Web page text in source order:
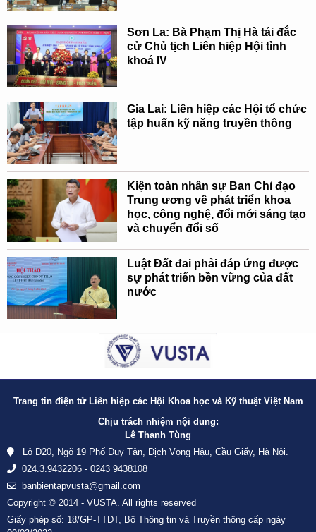
Sơn La: Bà Phạm Thị Hà tái đắc
cử Chủ tịch Liên hiệp Hội tỉnh
khoá IV
Gia Lai: Liên hiệp các Hội tổ chức
tập huấn kỹ năng truyền thông
Kiện toàn nhân sự Ban Chỉ đạo
Trung ương về phát triển khoa
học, công nghệ, đổi mới sáng tạo
và chuyển đổi số
Luật Đất đai phải đáp ứng được
sự phát triển bền vững của đất
nước
Trang tin điện tử Liên hiệp các Hội Khoa học và Kỹ thuật Việt Nam
Chịu trách nhiệm nội dung:
Lê Thanh Tùng
Lô D20, Ngõ 19 Phố Duy Tân, Dịch Vọng Hậu, Cầu Giấy, Hà Nội.
024.3.9432206 - 0243 9438108
banbientapvusta@gmail.com
Copyright © 2014 - VUSTA. All rights reserved
Giấy phép số: 18/GP-TTĐT, Bộ Thông tin và Truyền thông cấp ngày